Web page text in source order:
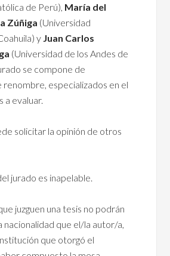
de Perú), María del
Zúñiga (Universidad
y Juan Carlos
(Universidad de los Andes de
se compone de
renombre, especializados en el
a evaluar.
solicitar la opinión de otros
jurado es inapelable.
juzguen una tesis no podrán
nacionalidad que el/la autor/a,
que otorgó el